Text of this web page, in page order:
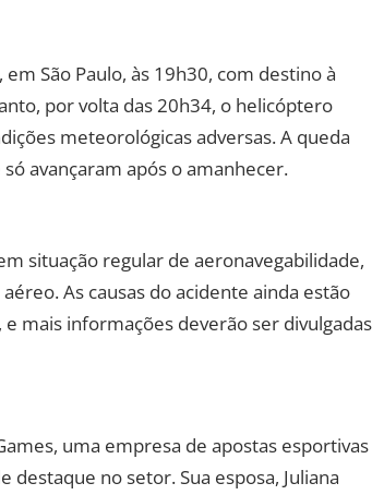
São Paulo, às 19h30, com destino à
por volta das 20h34, o helicóptero
meteorológicas adversas. A queda
avançaram após o amanhecer.
situação regular de aeronavegabilidade,
As causas do acidente ainda estão
mais informações deverão ser divulgadas
uma empresa de apostas esportivas
no setor. Sua esposa, Juliana